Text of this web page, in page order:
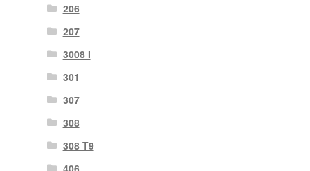
206
207
3008 I
301
307
308
308 T9
406